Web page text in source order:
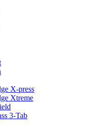
X-press
Xtreme
3-Tab